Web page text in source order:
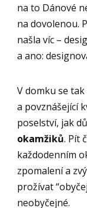
na to Dánové
na dovolenou.
našla víc –
a ano:
V domku se
a povznášející
poselství, jak
okamžiků. Pít
každodenním
zpomalení a
prožívat
neobyčejné.